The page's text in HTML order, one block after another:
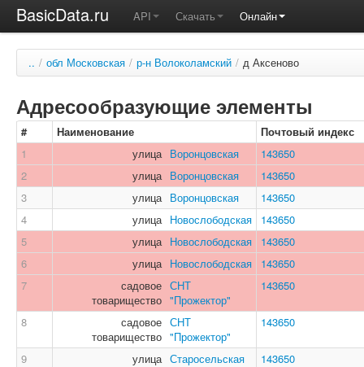
BasicData.ru API Скачать Онлайн
.. / обл Московская / р-н Волоколамский / д Аксеново
Адресообразующие элементы
# Наименование
Почтовый индекс
1
улица Воронцовская
143650
2
улица Воронцовская
143650
3
улица Воронцовская
143650
4
улица Новослободская
143650
5
улица Новослободская
143650
6
улица Новослободская
143650
7
садовое
товарищество
СНТ
"Прожектор"
143650
8
садовое
товарищество
СНТ
"Прожектор"
143650
9 улица Старосельская
143650